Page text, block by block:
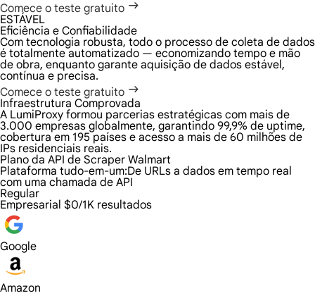
Comece o teste gratuito
ESTÁVEL
Eficiência e Confiabilidade
Com tecnologia robusta, todo o processo de coleta de dados
é totalmente automatizado — economizando tempo e mão
de obra, enquanto garante aquisição de dados estável,
contínua e precisa.
Comece o teste gratuito
Infraestrutura Comprovada
A LumiProxy formou parcerias estratégicas com mais de
3.000 empresas globalmente, garantindo 99,9% de uptime,
cobertura em 195 países e acesso a mais de 60 milhões de
IPs residenciais reais.
Plano da API de Scraper Walmart
Plataforma tudo-em-um:De URLs a dados em tempo real
com uma chamada de API
Regular
Empresarial $0/1K resultados
Google
Amazon